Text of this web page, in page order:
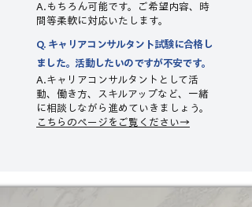
A.もちろん可能です。ご希望内容、時
間等柔軟に対応いたします。
Q. キャリアコンサルタント試験に合格し
ました。活動したいのですが不安です。​​
A.キャリアコンサルタントとして活
動、働き方、スキルアップなど、一緒
に相談しながら進めていきましょう。
こちらのページをご覧ください→